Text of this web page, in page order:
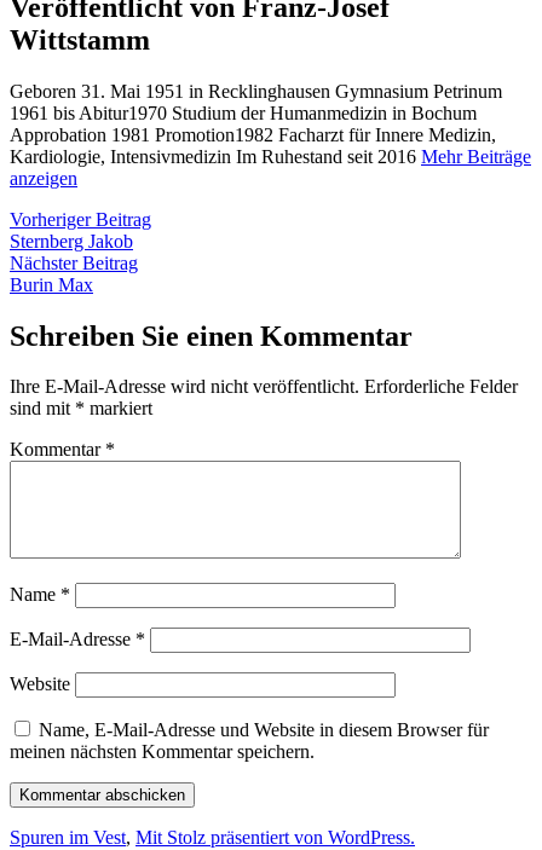
Veröffentlicht von Franz-Josef
Wittstamm
Geboren 31. Mai 1951 in Recklinghausen Gymnasium Petrinum
1961 bis Abitur1970 Studium der Humanmedizin in Bochum
Approbation 1981 Promotion1982 Facharzt für Innere Medizin,
Kardiologie, Intensivmedizin Im Ruhestand seit 2016 Mehr Beiträge
anzeigen
Beitragsnavigation
Vorheriger BeitragVorheriger
Sternberg Jakob
Nächster BeitragNächster
Burin Max
Schreiben Sie einen Kommentar
Ihre E-Mail-Adresse wird nicht veröffentlicht. Erforderliche Felder
sind mit * markiert
Kommentar *
Name *
E-Mail-Adresse *
Website
Name, E-Mail-Adresse und Website in diesem Browser für
meinen nächsten Kommentar speichern.
Spuren im Vest, Mit Stolz präsentiert von WordPress.